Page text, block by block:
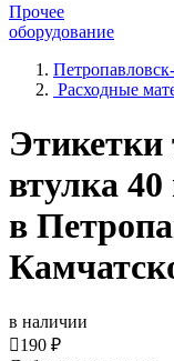
Прочее
оборудование
Расходные
Этикетки
втулка
в
в наличии
190 ₽